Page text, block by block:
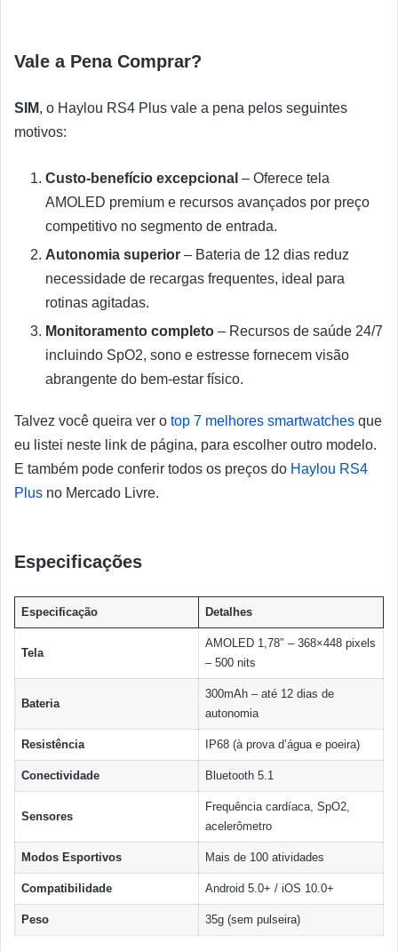
Vale a Pena Comprar?
SIM, o Haylou RS4 Plus vale a pena pelos seguintes
motivos:
Custo-benefício excepcional – Oferece tela
AMOLED premium e recursos avançados por preço
competitivo no segmento de entrada.
Autonomia superior – Bateria de 12 dias reduz
necessidade de recargas frequentes, ideal para
rotinas agitadas.
Monitoramento completo – Recursos de saúde 24/7
incluindo SpO2, sono e estresse fornecem visão
abrangente do bem-estar físico.
Talvez você queira ver o top 7 melhores smartwatches que
eu listei neste link de página, para escolher outro modelo.
E também pode conferir todos os preços do Haylou RS4
Plus no Mercado Livre.
Especificações
Especificação Detalhes
Tela
AMOLED 1,78″ – 368×448 pixels
– 500 nits
Bateria
300mAh – até 12 dias de
autonomia
Resistência IP68 (à prova d’água e poeira)
Conectividade Bluetooth 5.1
Sensores
Frequência cardíaca, SpO2,
acelerômetro
Modos Esportivos Mais de 100 atividades
Compatibilidade Android 5.0+ / iOS 10.0+
Peso 35g (sem pulseira)